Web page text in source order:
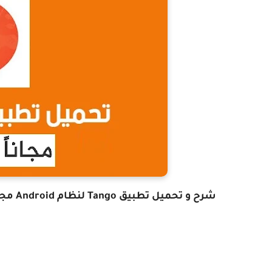
شرح و تحميل تطبيق Tango لنظام Android